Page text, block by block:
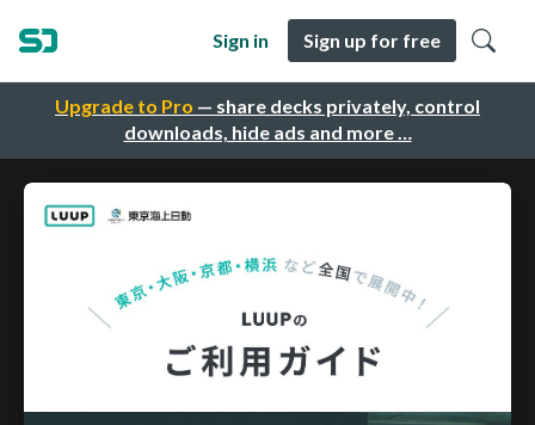
Upgrade to Pro — share decks privately, control
downloads, hide ads and more …
Sign in Sign up for free